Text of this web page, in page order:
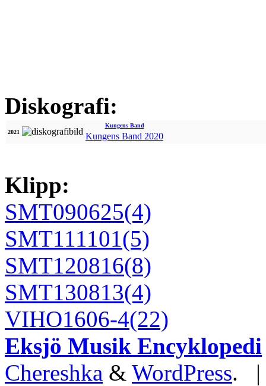
Diskografi:
2021
Kungens Band
Kungens Band 2020
Klipp:
SMT090625(4)
SMT111101(5)
SMT120816(8)
SMT130813(4)
VIHO1606-4(22)
Eksjö Musik Encyklopedi
Chereshka & WordPress.